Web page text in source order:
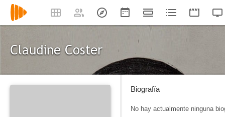
Claudine Coster
Biografía
No hay actualmente ninguna